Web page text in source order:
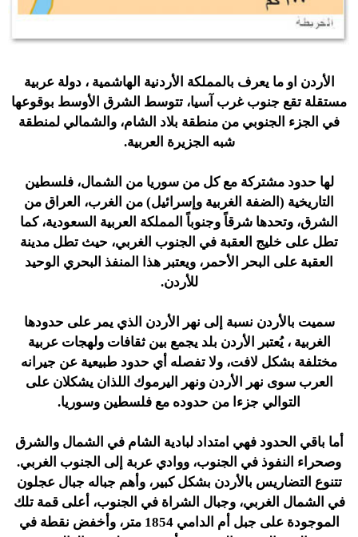
الأردن او ما يعرف بالمملكة الأردنية الهاشمية ، دولة عربية
مستقلة تقع جنوب غرب آسيا، تتوسط الشرق الأوسط بوقوعها
في الجزء الجنوبي من منطقة بلاد الشام، والشمالي لمنطقة
شبه الجزيرة العربية.
لها حدود مشتركة مع كل من سوريا من الشمال، فلسطين
التاريخية (الضفة الغربية وإسرائيل) من الغرب، العراق من
الشرق، وتحدها شرقاً وجنوباً المملكة العربية السعودية، كما
تطل على خليج العقبة في الجنوب الغربي، حيث تطل مدينة
العقبة على البحر الأحمر، ويعتبر هذا المنفذ البحري الوحيد
للأردن.
سميت بالأردن نسبة إلى نهر الأردن الذي يمر على حدودها
الغربية ، يُعتبر الأردن بلد يجمع بين ثقافات ولهجات عربية
مختلفة بشكل لافت، ولا تفصله أي حدود طبيعية عن جيرانه
العرب سوى نهر الأردن ونهر اليرموك اللذان يشكلان على
التوالي جزءا من حدوده مع فلسطين وسوريا.
أما باقي الحدود فهي امتداد لبادية الشام في الشمال والشرق
وصحراء النفوذ في الجنوب، ووادي عربة إلى الجنوب الغربي.
تتنوع التضاريس بالأردن بشكل كبير، وأهم جباله جبال عجلون
في الشمال الغربي، وجبال الشراة في الجنوب، أعلى قمة تلك
الموجودة على جبل أم الدامي 1854 متر، وأخفض نقطة في